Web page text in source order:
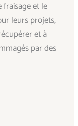
fraisage et le
leurs projets,
et à
par des